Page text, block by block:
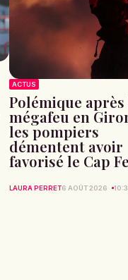
ACTUS
Polémique après
mégafeu en
les pompiers
démentent avoir
favorisé le Cap
LAURA PERRET6 AOÛT 2026